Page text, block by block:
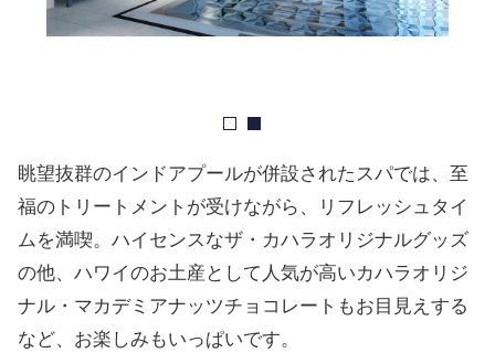
眺望抜群のインドアプールが併設されたスパでは、至
福のトリートメントが受けながら、リフレッシュタイ
ムを満喫。ハイセンスなザ・カハラオリジナルグッズ
の他、ハワイのお土産として人気が高いカハラオリジ
ナル・マカデミアナッツチョコレートもお目見えする
など、お楽しみもいっぱいです。